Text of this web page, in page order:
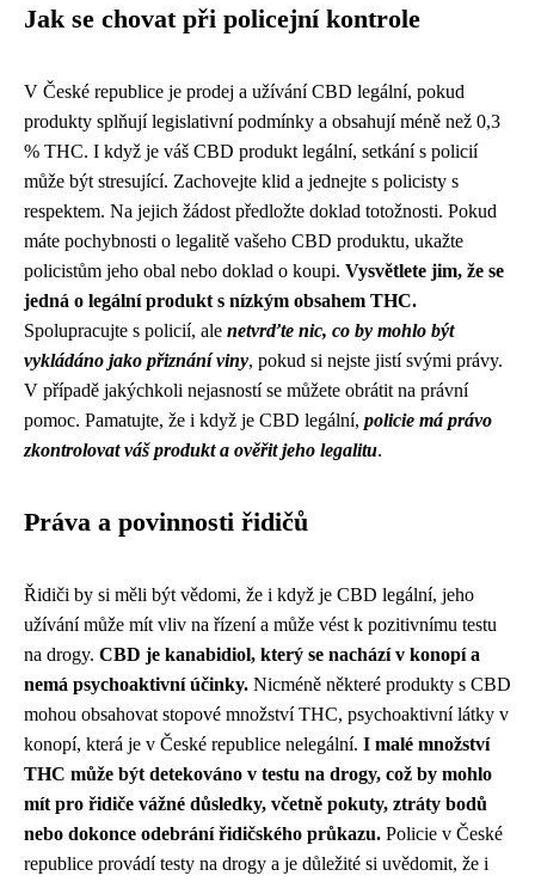
Jak se chovat při policejní kontrole
V České republice je prodej a užívání CBD legální, pokud
produkty splňují legislativní podmínky a obsahují méně než 0,3
% THC. I když je váš CBD produkt legální, setkání s policií
může být stresující. Zachovejte klid a jednejte s policisty s
respektem. Na jejich žádost předložte doklad totožnosti. Pokud
máte pochybnosti o legalitě vašeho CBD produktu, ukažte
policistům jeho obal nebo doklad o koupi. Vysvětlete jim, že se
jedná o legální produkt s nízkým obsahem THC.
Spolupracujte s policií, ale netvrďte nic, co by mohlo být
vykládáno jako přiznání viny, pokud si nejste jistí svými právy.
V případě jakýchkoli nejasností se můžete obrátit na právní
pomoc. Pamatujte, že i když je CBD legální, policie má právo
zkontrolovat váš produkt a ověřit jeho legalitu.
Práva a povinnosti řidičů
Řidiči by si měli být vědomi, že i když je CBD legální, jeho
užívání může mít vliv na řízení a může vést k pozitivnímu testu
na drogy. CBD je kanabidiol, který se nachází v konopí a
nemá psychoaktivní účinky. Nicméně některé produkty s CBD
mohou obsahovat stopové množství THC, psychoaktivní látky v
konopí, která je v České republice nelegální. I malé množství
THC může být detekováno v testu na drogy, což by mohlo
mít pro řidiče vážné důsledky, včetně pokuty, ztráty bodů
nebo dokonce odebrání řidičského průkazu. Policie v České
republice provádí testy na drogy a je důležité si uvědomit, že i